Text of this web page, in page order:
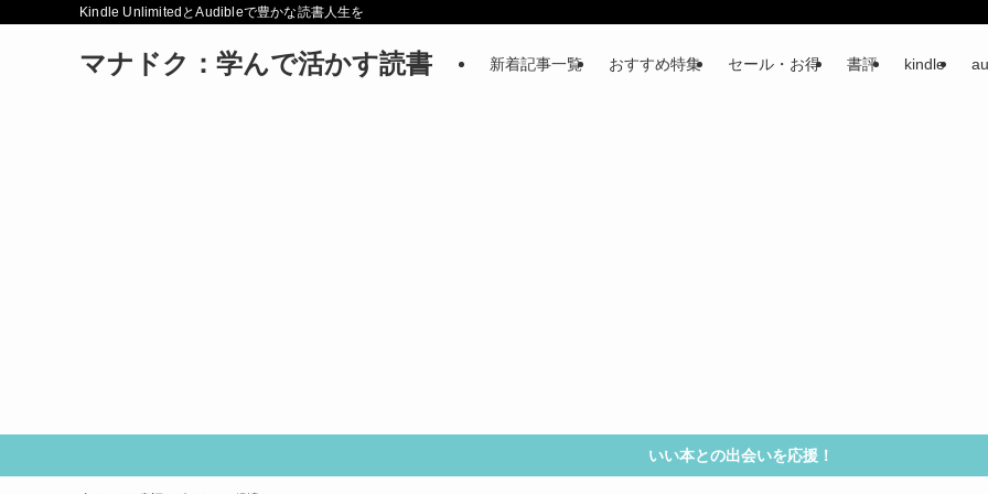
Kindle UnlimitedとAudibleで豊かな読書人生を
マナドク：学んで活かす読書 新着記事一覧 おすすめ特集 セール・お得 書評 kindle
いい本との出会いを応援！